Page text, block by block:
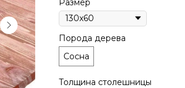
Размер
Порода дерева
Сосна
Толщина столешницы